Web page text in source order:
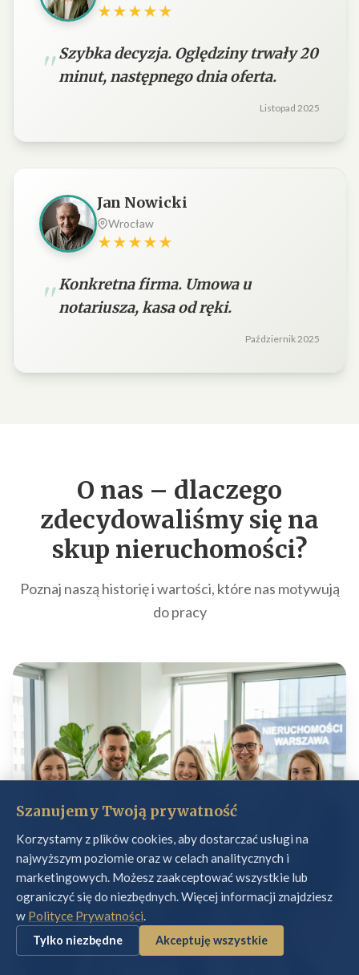
★★★★★
Szybka decyzja. Oględziny trwały 20
minut, następnego dnia oferta.
Listopad 2025
Jan Nowicki
Wrocław
★★★★★
Konkretna firma. Umowa u
notariusza, kasa od ręki.
Październik 2025
O nas – dlaczego
zdecydowaliśmy się na
skup nieruchomości?
Poznaj naszą historię i wartości, które nas motywują
do pracy
Szanujemy Twoją prywatność
Korzystamy z plików cookies, aby dostarczać usługi na
najwyższym poziomie oraz w celach analitycznych i
marketingowych. Możesz zaakceptować wszystkie lub
ograniczyć się do niezbędnych. Więcej informacji znajdziesz
w Polityce Prywatności.
Tylko niezbędne Akceptuję wszystkie